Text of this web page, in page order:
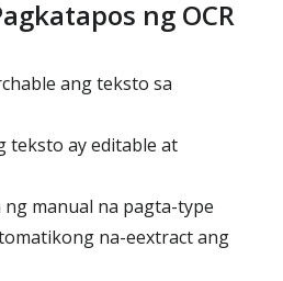
ng OCR
ang teksto sa
teksto ay editable at
ng manual na pagta-type
na-eextract ang